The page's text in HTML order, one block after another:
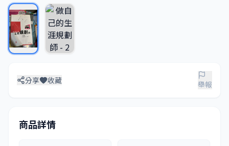
分享 收藏 舉報
商品詳情